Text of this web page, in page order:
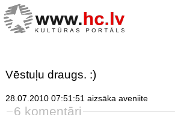
Vēstuļu draugs. :)
28.07.2010 07:51:51 aizsāka aveniite
6 komentāri